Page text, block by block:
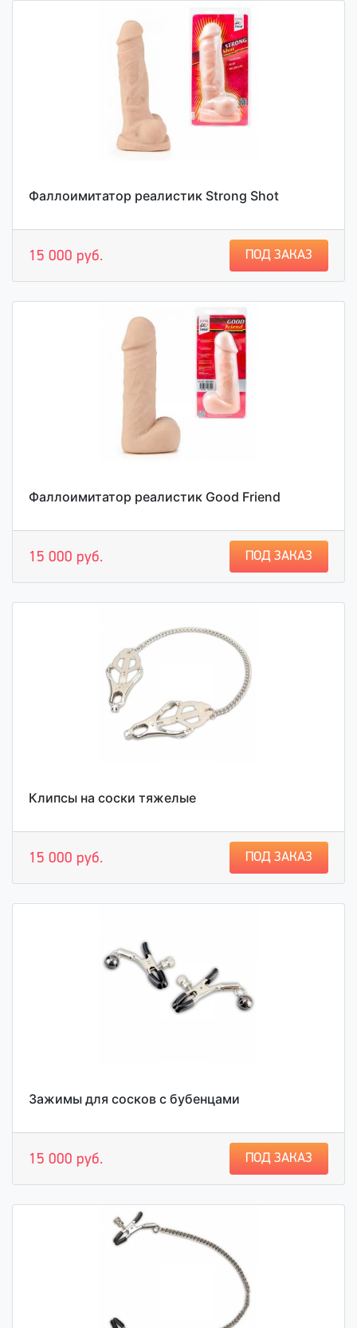
Фаллоимитатор реалистик Strong Shot
15 000 руб. ПОД ЗАКАЗ
Фаллоимитатор реалистик Good Friend
15 000 руб. ПОД ЗАКАЗ
Клипсы на соски тяжелые
15 000 руб. ПОД ЗАКАЗ
Зажимы для сосков с бубенцами
15 000 руб. ПОД ЗАКАЗ